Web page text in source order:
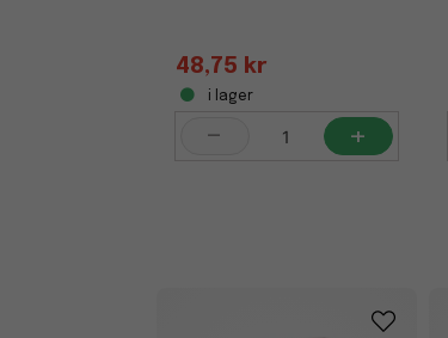
48,75 kr
i lager
- +